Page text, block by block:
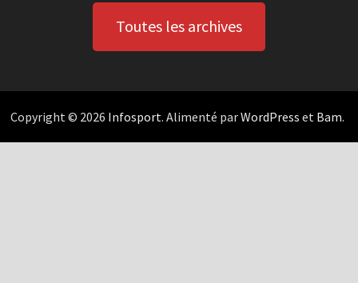
Toutes les archives
Copyright © 2026 Infosport. Alimenté parWordPress et Bam.